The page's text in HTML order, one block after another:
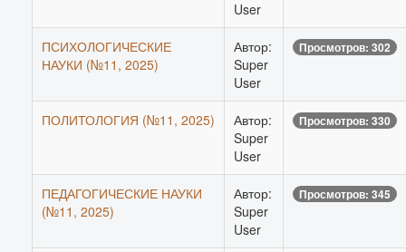
User
ПСИХОЛОГИЧЕСКИЕ
НАУКИ (№11, 2025)
Автор:
Super
User
Просмотров: 302
ПОЛИТОЛОГИЯ (№11, 2025)
Автор:
Super
User
Просмотров: 330
ПЕДАГОГИЧЕСКИЕ НАУКИ
(№11, 2025)
Автор:
Super
User
Просмотров: 345